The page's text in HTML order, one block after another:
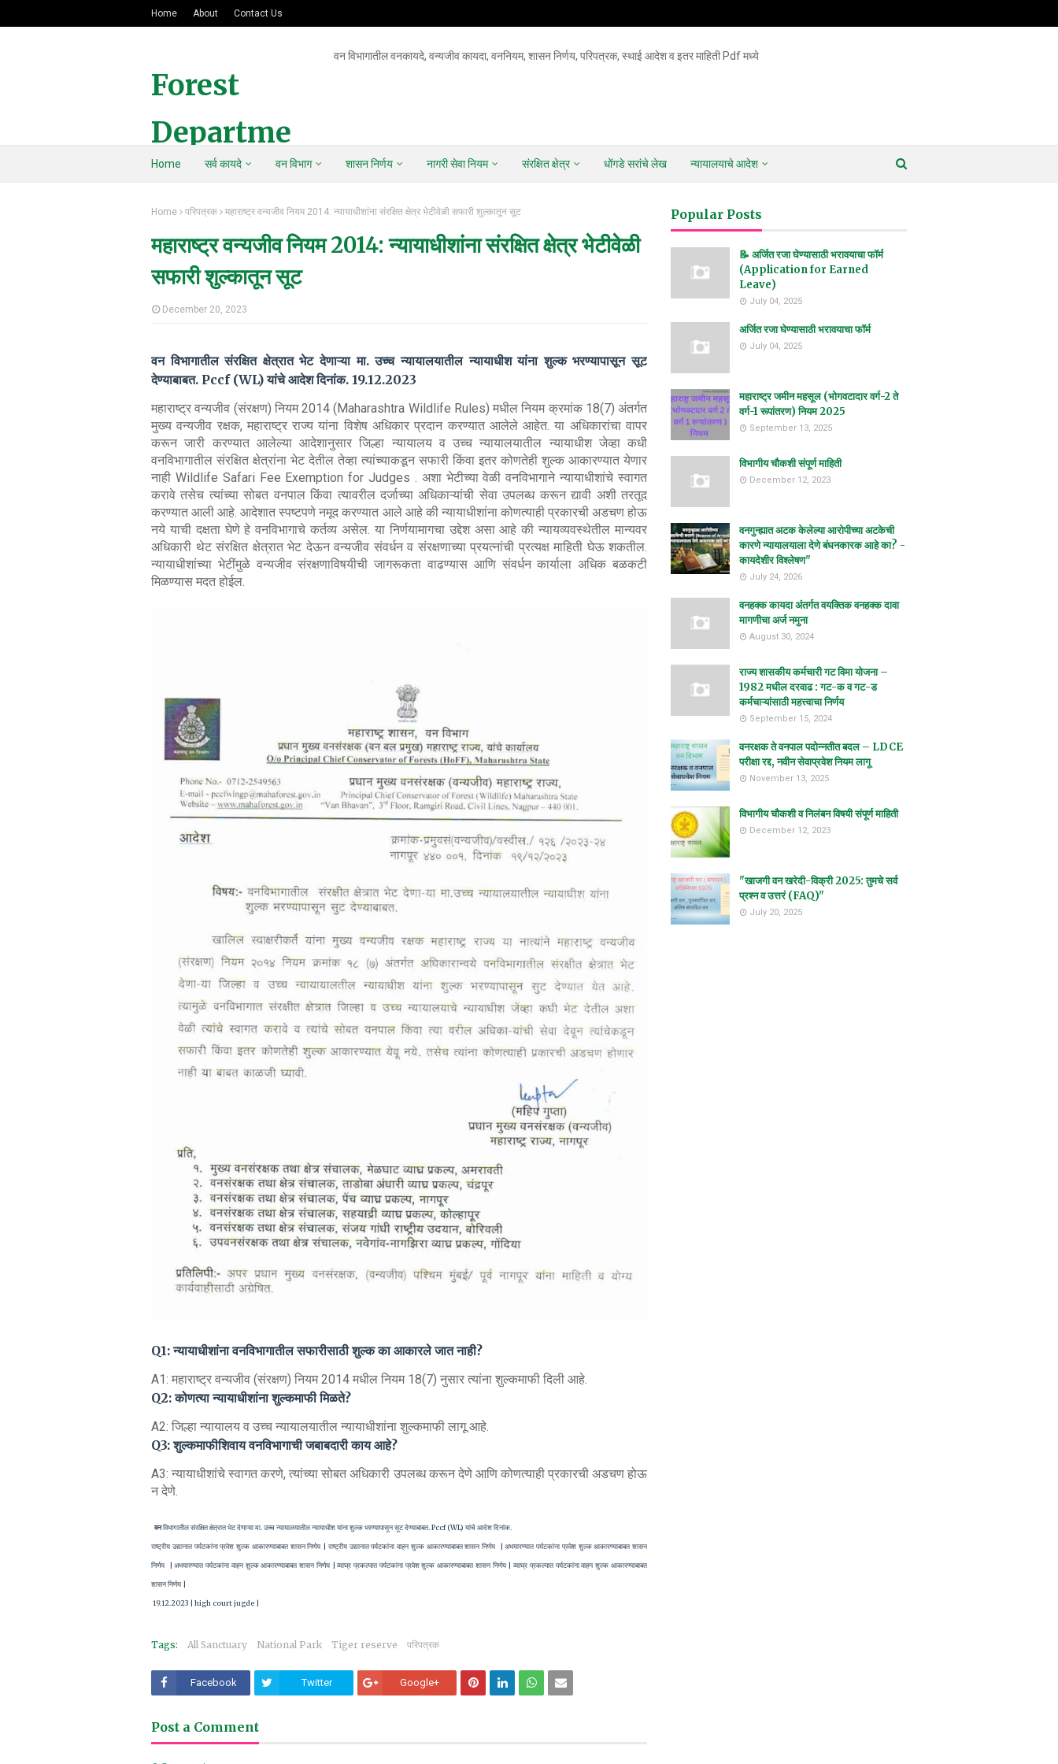
Home About Contact Us
Forest
Departme
nt Of
Maharasht
ra
वन विभागातील वनकायदे, वन्यजीव कायदा, वननियम, शासन निर्णय, परिपत्रक, स्थाई आदेश व इतर माहिती Pdf मध्ये
Home सर्व कायदे वन विभाग शासन निर्णय नागरी सेवा नियम संरक्षित क्षेत्र धोंगडे सरांचे लेख न्यायालयाचे आदेश
Home परिपत्रक महाराष्ट्र वन्यजीव नियम 2014: न्यायाधीशांना संरक्षित क्षेत्र भेटीवेळी सफारी शुल्कातून सूट
महाराष्ट्र वन्यजीव नियम 2014: न्यायाधीशांना संरक्षित क्षेत्र भेटीवेळी
सफारी शुल्कातून सूट
December 20, 2023
वन विभागातील संरक्षित क्षेत्रात भेट देणाऱ्या मा. उच्च न्यायालयातील न्यायाधीश यांना शुल्क भरण्यापासून सूट
देण्याबाबत. Pccf (WL) यांचे आदेश दिनांक. 19.12.2023
महाराष्ट्र वन्यजीव (संरक्षण) नियम 2014 (Maharashtra Wildlife Rules) मधील नियम क्रमांक 18(7) अंतर्गत
मुख्य वन्यजीव रक्षक, महाराष्ट्र राज्य यांना विशेष अधिकार प्रदान करण्यात आलेले आहेत. या अधिकारांचा वापर
करून जारी करण्यात आलेल्या आदेशानुसार जिल्हा न्यायालय व उच्च न्यायालयातील न्यायाधीश जेव्हा कधी
वनविभागातील संरक्षित क्षेत्रांना भेट देतील तेव्हा त्यांच्याकडून सफारी किंवा इतर कोणतेही शुल्क आकारण्यात येणार
नाही Wildlife Safari Fee Exemption for Judges . अशा भेटीच्या वेळी वनविभागाने न्यायाधीशांचे स्वागत
करावे तसेच त्यांच्या सोबत वनपाल किंवा त्यावरील दर्जाच्या अधिकाऱ्यांची सेवा उपलब्ध करून द्यावी अशी तरतूद
करण्यात आली आहे. आदेशात स्पष्टपणे नमूद करण्यात आले आहे की न्यायाधीशांना कोणत्याही प्रकारची अडचण होऊ
नये याची दक्षता घेणे हे वनविभागाचे कर्तव्य असेल. या निर्णयामागचा उद्देश असा आहे की न्यायव्यवस्थेतील मान्यवर
अधिकारी थेट संरक्षित क्षेत्रात भेट देऊन वन्यजीव संवर्धन व संरक्षणाच्या प्रयत्नांची प्रत्यक्ष माहिती घेऊ शकतील.
न्यायाधीशांच्या भेटींमुळे वन्यजीव संरक्षणाविषयीची जागरूकता वाढण्यास आणि संवर्धन कार्याला अधिक बळकटी
मिळण्यास मदत होईल.
Q1: न्यायाधीशांना वनविभागातील सफारीसाठी शुल्क का आकारले जात नाही?
A1: महाराष्ट्र वन्यजीव (संरक्षण) नियम 2014 मधील नियम 18(7) नुसार त्यांना शुल्कमाफी दिली आहे.
Q2: कोणत्या न्यायाधीशांना शुल्कमाफी मिळते?
A2: जिल्हा न्यायालय व उच्च न्यायालयातील न्यायाधीशांना शुल्कमाफी लागू आहे.
Q3: शुल्कमाफीशिवाय वनविभागाची जबाबदारी काय आहे?
A3: न्यायाधीशांचे स्वागत करणे, त्यांच्या सोबत अधिकारी उपलब्ध करून देणे आणि कोणत्याही प्रकारची अडचण होऊ
न देणे.
वनविभागातील संरक्षित क्षेत्रात भेट देणाऱ्या मा. उच्च न्यायालयातील न्यायाधीश यांना शुल्क भरण्यापासून सूट देण्याबाबत. Pccf (WL) यांचे आदेश दिनांक.
राष्ट्रीय उद्यानात पर्यटकांना प्रवेश शुल्क आकारण्याबाबत शासन निर्णय | राष्ट्रीय उद्यानात पर्यटकांना वाहन शुल्क आकारण्याबाबत शासन निर्णय | अभयारण्यात पर्यटकांना प्रवेश शुल्क आकारण्याबाबत शासन
निर्णय | अभयारण्यात पर्यटकांना वाहन शुल्क आकारण्याबाबत शासन निर्णय | व्याघ्र प्रकल्पात पर्यटकांना प्रवेश शुल्क आकारण्याबाबत शासन निर्णय | व्याघ्र प्रकल्पात पर्यटकांना वाहन शुल्क आकारण्याबाबत
शासन निर्णय |
19.12.2023 | high court jugde |
Tags: All Sanctuary National Park Tiger reserve परिपत्रक
Facebook Twitter Google+
Post a Comment
Popular Posts
📝 अर्जित रजा घेण्यासाठी भरावयाचा फॉर्म
(Application for Earned
Leave)
July 04, 2025
अर्जित रजा घेण्यासाठी भरावयाचा फॉर्म
July 04, 2025
महाराष्ट्र जमीन महसूल (भोगवटादार वर्ग-2 ते
वर्ग-1 रूपांतरण) नियम 2025
September 13, 2025
विभागीय चौकशी संपूर्ण माहिती
December 12, 2023
वनगुन्ह्यात अटक केलेल्या आरोपीच्या अटकेची
कारणे न्यायालयाला देणे बंधनकारक आहे का? -
कायदेशीर विश्लेषण"
July 24, 2026
वनहक्क कायदा अंतर्गत वयक्तिक वनहक्क दावा
मागणीचा अर्ज नमुना
August 30, 2024
राज्य शासकीय कर्मचारी गट विमा योजना –
1982 मधील दरवाढ : गट-क व गट-ड
कर्मचाऱ्यांसाठी महत्त्वाचा निर्णय
September 15, 2024
वनरक्षक ते वनपाल पदोन्नतीत बदल – LDCE
परीक्षा रद्द, नवीन सेवाप्रवेश नियम लागू
November 13, 2025
विभागीय चौकशी व निलंबन विषयी संपूर्ण माहिती
December 12, 2023
"खाजगी वन खरेदी-विक्री 2025: तुमचे सर्व
प्रश्न व उत्तरं (FAQ)"
July 20, 2025